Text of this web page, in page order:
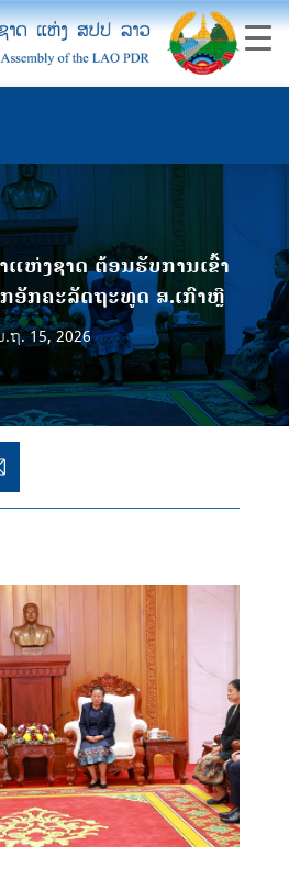
ຫ່ງຊາດ ຕ້ອນຮັບການເຂົ້າ
ກອັກຄະລັດຖະທູດ ສ.ເກົາຫຼີ
.ຖ. 15, 2026